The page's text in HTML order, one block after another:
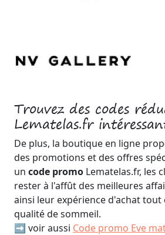
Trouvez des codes
Lematelas.fr
De plus, la boutique en ligne
des promotions et des offres
un code promo Lematelas.fr, les
rester à l'affût des meilleures
ainsi leur expérience d'achat
qualité de sommeil.
➡️ voir aussi Code promo Eve